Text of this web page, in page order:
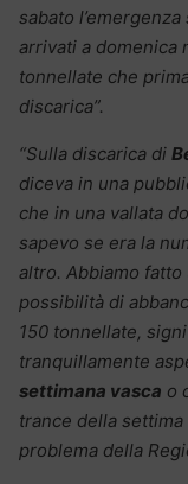
sabato
arrivati a domenica
tonnellate che
discarica”.
“Sulla discarica di
diceva in una
che in una vallata
sapevo se era la
altro. Abbiamo fatto
possibilità di
150 tonnellate,
tranquillamente
settimana vasca o
trance della
problema della